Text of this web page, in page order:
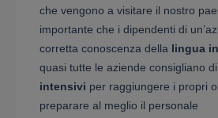
che vengono a visitare il nostro
importante che i dipendenti di
corretta conoscenza della lingua
quasi tutte le aziende consigliano
intensivi per raggiungere i propri
preparare al meglio il personale